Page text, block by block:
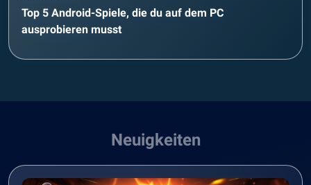
Top 5 Android-Spiele, die du auf dem PC
ausprobieren musst
Neuigkeiten